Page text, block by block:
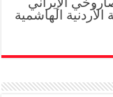
الهاشمية